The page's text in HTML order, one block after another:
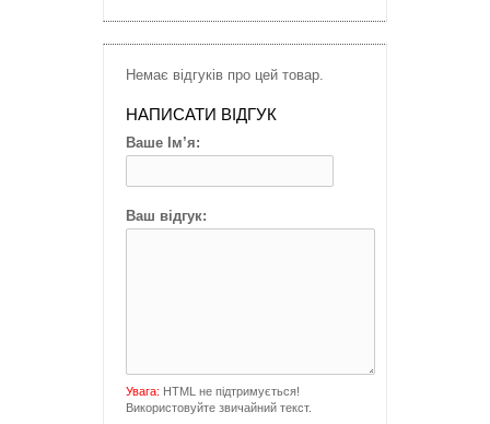
Немає відгуків про цей товар.
НАПИСАТИ ВІДГУК
Ваше Ім’я:
Ваш відгук:
Увага: HTML не підтримується!
Використовуйте звичайний текст.